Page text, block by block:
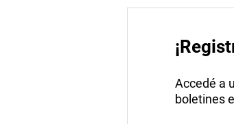
Accedé a
boletines